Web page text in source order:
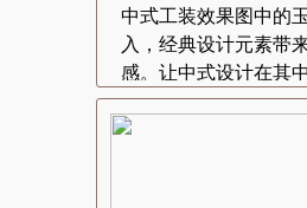
中式工装效果图中的
入，经典设计元素带
感。让中式设计在其